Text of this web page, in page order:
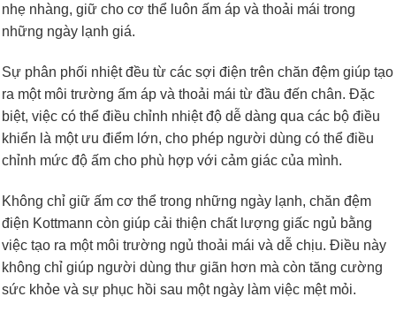
nhẹ nhàng, giữ cho cơ thể luôn ấm áp và thoải mái trong
những ngày lạnh giá.
Sự phân phối nhiệt đều từ các sợi điện trên chăn đệm giúp tạo
ra một môi trường ấm áp và thoải mái từ đầu đến chân. Đặc
biệt, việc có thể điều chỉnh nhiệt độ dễ dàng qua các bộ điều
khiển là một ưu điểm lớn, cho phép người dùng có thể điều
chỉnh mức độ ấm cho phù hợp với cảm giác của mình.
Không chỉ giữ ấm cơ thể trong những ngày lạnh, chăn đệm
điện Kottmann còn giúp cải thiện chất lượng giấc ngủ bằng
việc tạo ra một môi trường ngủ thoải mái và dễ chịu. Điều này
không chỉ giúp người dùng thư giãn hơn mà còn tăng cường
sức khỏe và sự phục hồi sau một ngày làm việc mệt mỏi.